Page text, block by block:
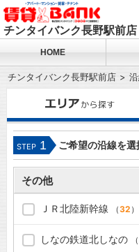
チンタイバンク長野駅前店
HOME
チンタイバンク長野駅前店
STEP 1 ご希望の沿線を
その他
ＪＲ北陸新幹線 （32 ）
しなの鉄道北しなの （